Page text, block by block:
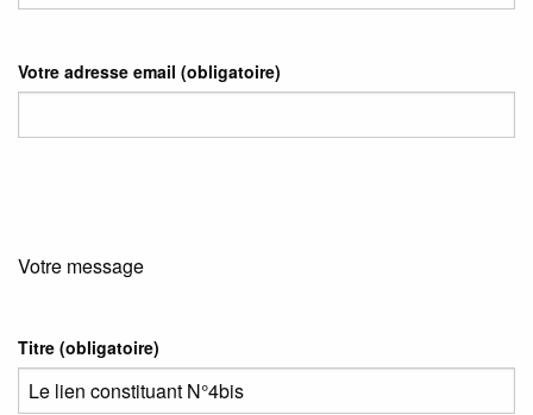
Votre adresse email (obligatoire)
Votre message
Titre (obligatoire)